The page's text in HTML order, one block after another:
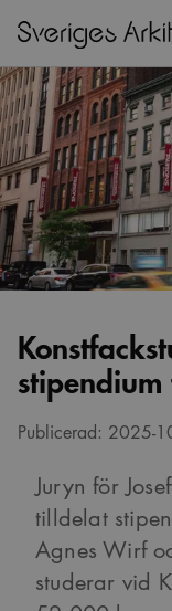
Publicerad: 2025-
Juryn för
tilldelat
Agnes Wirf
studerar vid